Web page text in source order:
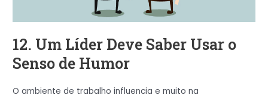
12. Um Líder Deve Saber Usar o
Senso de Humor
O ambiente de trabalho influencia e muito na